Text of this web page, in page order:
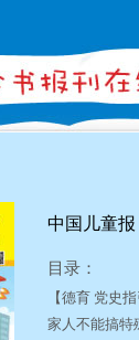
中国儿童报
目录：
【德育 党史
家人不能搞特